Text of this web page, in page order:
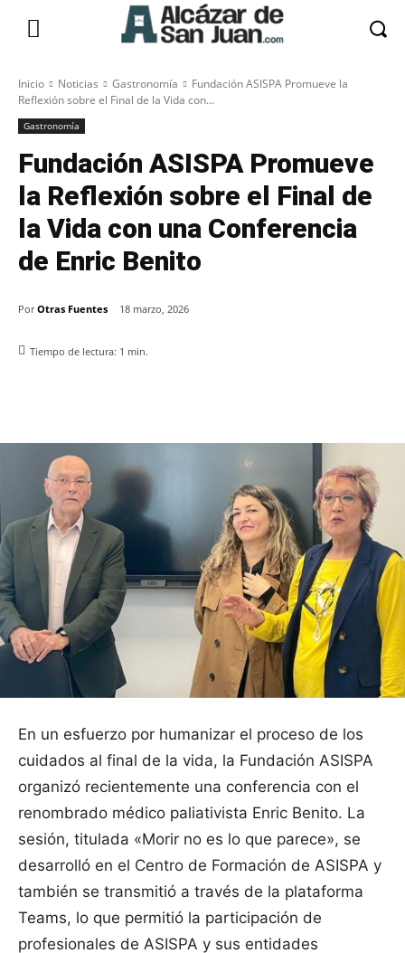
Inicio Noticias Gastronomía
Fundación ASISPA Promueve la
Reflexión sobre el Final de la Vida con...
Gastronomía
Fundación ASISPA Promueve
la Reflexión sobre el Final de
la Vida con una Conferencia
de Enric Benito
Por Otras Fuentes 18 marzo, 2026
Tiempo de lectura: 1 min.
En un esfuerzo por humanizar el proceso de los
cuidados al final de la vida, la Fundación ASISPA
organizó recientemente una conferencia con el
renombrado médico paliativista Enric Benito. La
sesión, titulada «Morir no es lo que parece», se
desarrolló en el Centro de Formación de ASISPA y
también se transmitió a través de la plataforma
Teams, lo que permitió la participación de
profesionales de ASISPA y sus entidades